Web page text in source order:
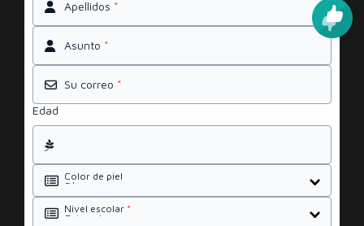
Apellidos *
Asunto *
Su correo *
Edad
Color de piel
Nivel escolar *